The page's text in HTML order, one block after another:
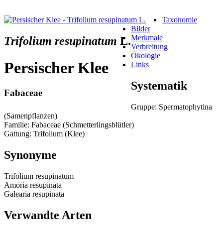
Trifolium resupinatum L.
Persischer Klee
Fabaceae
Taxonomie
Bilder
Merkmale
Verbreitung
Ökologie
Links
Systematik
Gruppe: Spermatophytina
(Samenpflanzen)
Familie: Fabaceae (Schmetterlingsblütler)
Gattung: Trifolium (Klee)
Synonyme
Trifolium resupinatum
Amoria resupinata
Galearia resupinata
Verwandte Arten